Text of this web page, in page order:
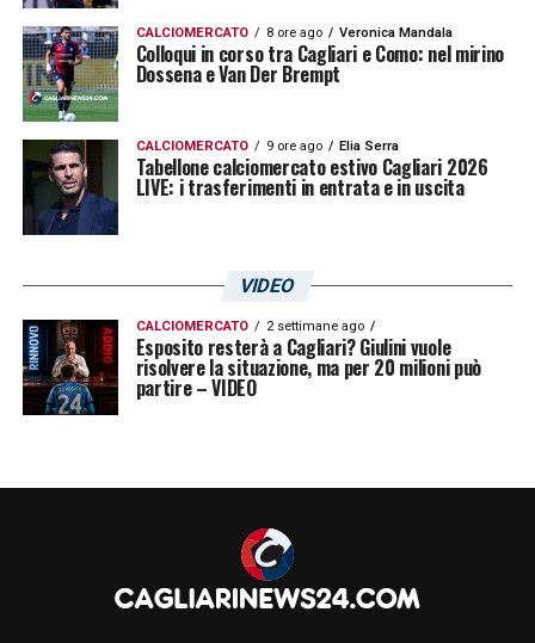
CALCIOMERCATO 8 ore ago Veronica Mandala
Colloqui in corso tra Cagliari e Como: nel mirino
Dossena e Van Der Brempt
CALCIOMERCATO 9 ore ago Elia Serra
Tabellone calciomercato estivo Cagliari 2026
LIVE: i trasferimenti in entrata e in uscita
VIDEO
CALCIOMERCATO 2 settimane ago
Esposito resterà a Cagliari? Giulini vuole
risolvere la situazione, ma per 20 milioni può
partire – VIDEO